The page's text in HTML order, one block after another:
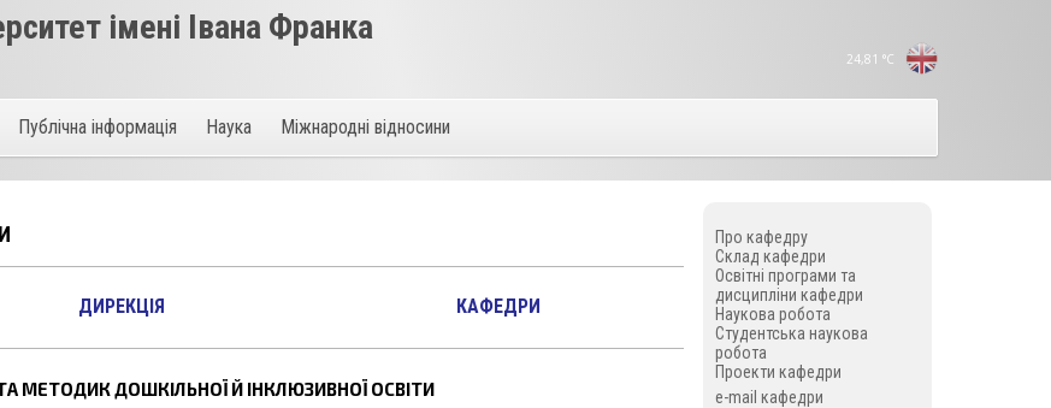
24,81 °C
імені Івана Франка
Публічна інформація Наука Міжнародні відносини
ДИРЕКЦІЯ КАФЕДРИ
МЕТОДИК ДОШКІЛЬНОЇ Й ІНКЛЮЗИВНОЇ ОСВІТИ
Про кафедру
Склад кафедри
Освітні програми та
дисципліни кафедри
Наукова робота
Студентська наукова
робота
Проекти кафедри
e-mail кафедри